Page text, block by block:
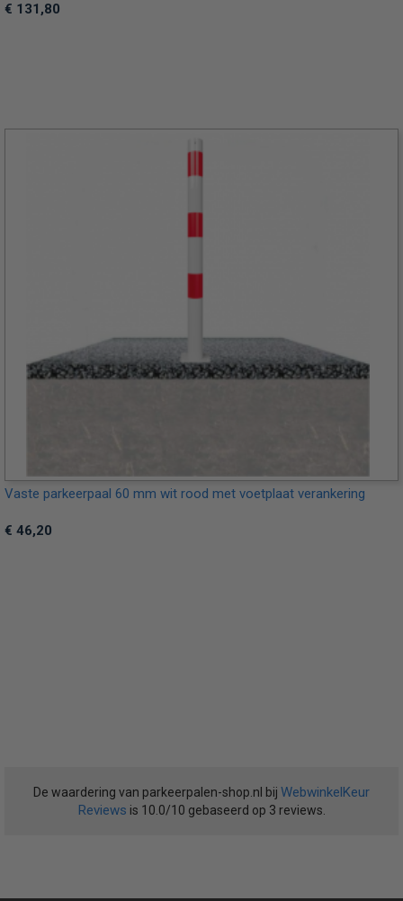
€ 131,80
Vaste parkeerpaal 60 mm wit rood met voetplaat verankering
€ 46,20
De waardering van parkeerpalen-shop.nl bij WebwinkelKeur
Reviews is 10.0/10 gebaseerd op 3 reviews.